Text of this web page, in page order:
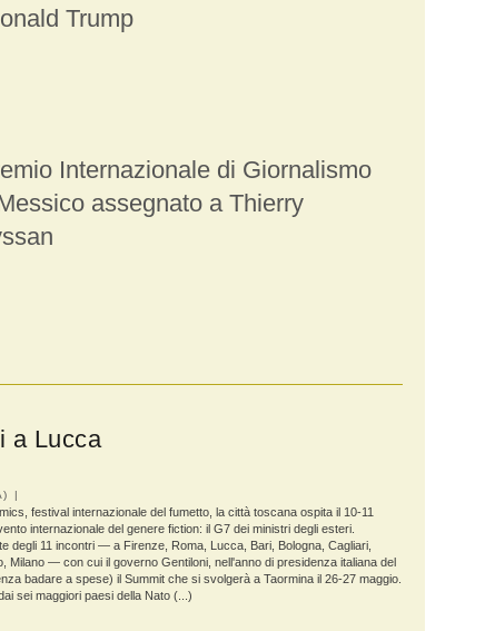
Trump
Internazionale di Giornalismo
assegnato a Thierry
a Lucca
|
festival internazionale del fumetto, la città toscana ospita il 10-11
internazionale del genere fiction: il G7 dei ministri degli esteri.
degli 11 incontri — a Firenze, Roma, Lucca, Bari, Bologna, Cagliari,
Milano — con cui il governo Gentiloni, nell'anno di presidenza italiana del
badare a spese) il Summit che si svolgerà a Taormina il 26-27 maggio.
sei maggiori paesi della Nato (...)